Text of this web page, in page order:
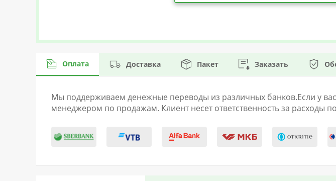
Оплата Доставка Пакет Заказать
Мы поддерживаем денежные переводы из различных банков.Если у вас
менеджером по продажам. Клиент несет ответственность за расходы